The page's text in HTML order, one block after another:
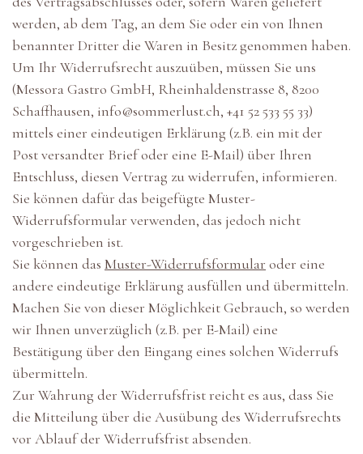
werden, ab dem Tag, an dem Sie oder ein von Ihnen
benannter Dritter die Waren in Besitz genommen haben.
Um Ihr Widerrufsrecht auszuüben, müssen Sie uns
(Messora Gastro GmbH, Rheinhaldenstrasse 8, 8200
Schaffhausen, info@sommerlust.ch, +41 52 533 55 33)
mittels einer eindeutigen Erklärung (z.B. ein mit der
Post versandter Brief oder eine E-Mail) über Ihren
Entschluss, diesen Vertrag zu widerrufen, informieren.
Sie können dafür das beigefügte Muster-
Widerrufsformular verwenden, das jedoch nicht
vorgeschrieben ist.
Sie können das Muster-Widerrufsformular oder eine
andere eindeutige Erklärung ausfüllen und übermitteln.
Machen Sie von dieser Möglichkeit Gebrauch, so werden
wir Ihnen unverzüglich (z.B. per E-Mail) eine
Bestätigung über den Eingang eines solchen Widerrufs
übermitteln.
Zur Wahrung der Widerrufsfrist reicht es aus, dass Sie
die Mitteilung über die Ausübung des Widerrufsrechts
vor Ablauf der Widerrufsfrist absenden.